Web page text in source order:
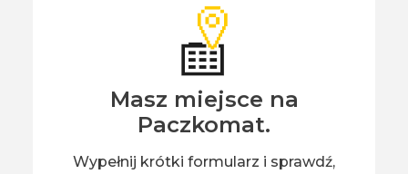
Masz miejsce na
Paczkomat.
Wypełnij krótki formularz i sprawdź,